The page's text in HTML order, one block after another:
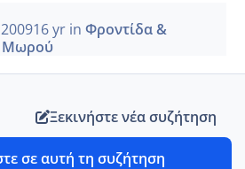
16 yrin Φροντίδα &
Μωρού
Ξεκινήστε νέα συζήτηση
σε αυτή τη συζήτηση